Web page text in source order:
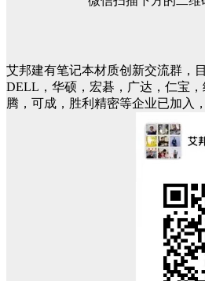
艾邦建有笔记本材质创新交流群，
DELL，华硕，宏碁，广达，仁宝
腾，可成，胜利精密等企业已加入